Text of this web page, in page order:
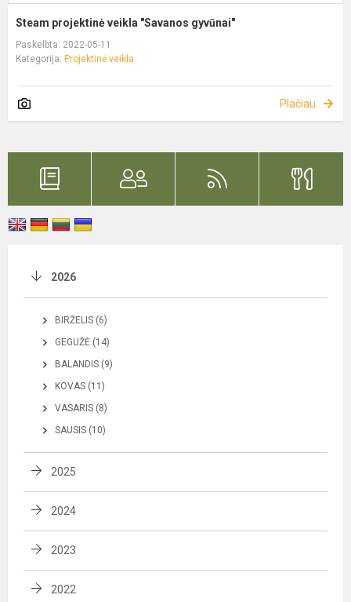
Steam projektinė veikla "Savanos gyvūnai"
Paskelbta: 2022-05-11
Kategorija: Projektinė veikla
Plačiau
2026
BIRŽELIS (6)
GEGUŽĖ (14)
BALANDIS (9)
KOVAS (11)
VASARIS (8)
SAUSIS (10)
2025
2024
2023
2022